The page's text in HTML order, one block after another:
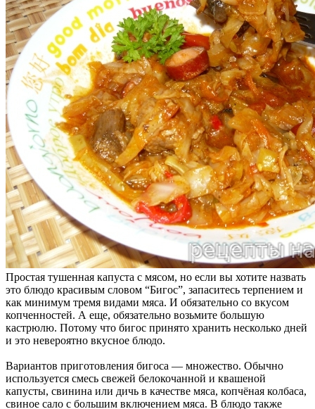
Простая тушенная капуста с мясом, но если вы хотите назвать
это блюдо красивым словом “Бигос”, запаситесь терпением и
как минимум тремя видами мяса. И обязательно со вкусом
копченностей. А еще, обязательно возьмите большую
кастрюлю. Потому что бигос принято хранить несколько дней
и это невероятно вкусное блюдо.
Вариантов приготовления бигоса — множество. Обычно
используется смесь свежей белокочанной и квашеной
капусты, свинина или дичь в качестве мяса, копчёная колбаса,
свиное сало с большим включением мяса. В блюдо также